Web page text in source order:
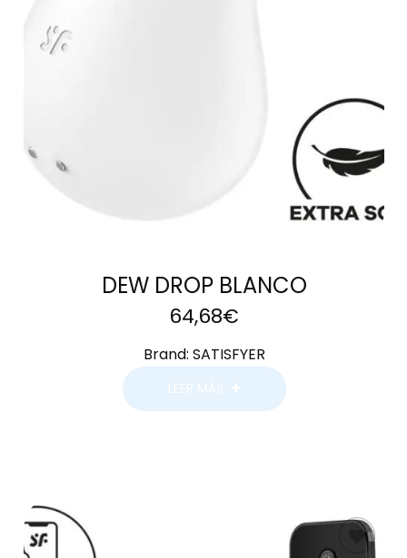
DEW DROP BLANCO
64,68€
Brand: SATISFYER
LEER MÁS